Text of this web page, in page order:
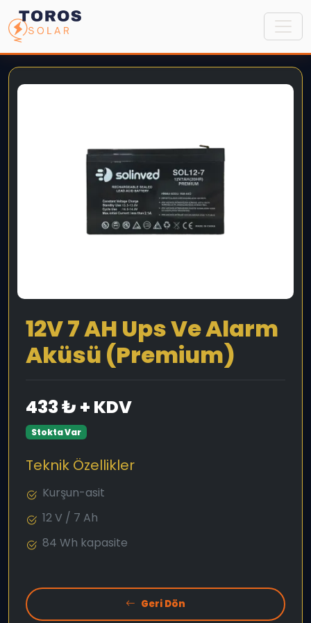
12V 7 AH Ups Ve Alarm
Aküsü (Premium)
433 ₺ + KDV
Stokta Var
Teknik Özellikler
Kurşun-asit
12 V / 7 Ah
84 Wh kapasite
Geri Dön